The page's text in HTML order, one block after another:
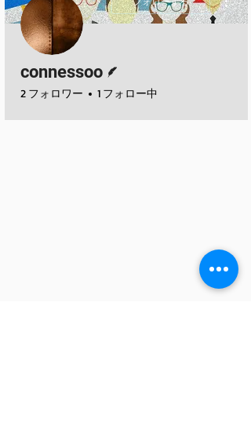
connessoo
2 フォロワー 1 フォロー中